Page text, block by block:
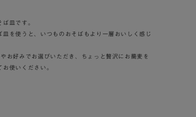
皿です。
を使うと、いつものおそばもより一層おいしく感じ
お好みでお選びいただき、ちょっと贅沢にお蕎麦を
使いください。